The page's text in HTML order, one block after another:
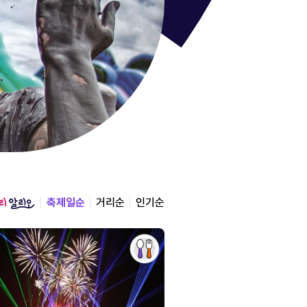
통영한
축제일순 거리순 인기순